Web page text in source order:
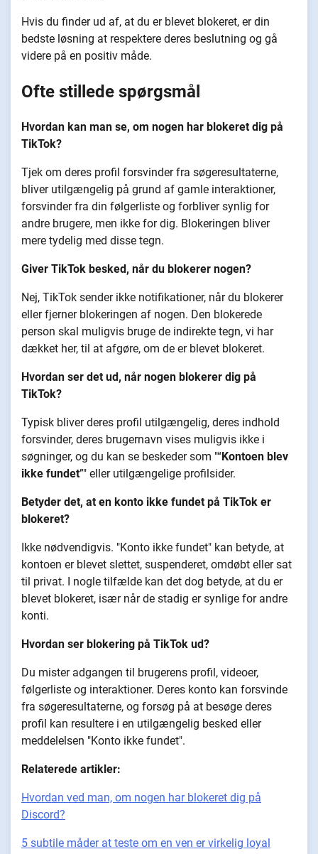
Hvis du finder ud af, at du er blevet blokeret, er din
bedste løsning at respektere deres beslutning og gå
videre på en positiv måde.
Ofte stillede spørgsmål
Hvordan kan man se, om nogen har blokeret dig på
TikTok?
Tjek om deres profil forsvinder fra søgeresultaterne,
bliver utilgængelig på grund af gamle interaktioner,
forsvinder fra din følgerliste og forbliver synlig for
andre brugere, men ikke for dig. Blokeringen bliver
mere tydelig med disse tegn.
Giver TikTok besked, når du blokerer nogen?
Nej, TikTok sender ikke notifikationer, når du blokerer
eller fjerner blokeringen af nogen. Den blokerede
person skal muligvis bruge de indirekte tegn, vi har
dækket her, til at afgøre, om de er blevet blokeret.
Hvordan ser det ud, når nogen blokerer dig på
TikTok?
Typisk bliver deres profil utilgængelig, deres indhold
forsvinder, deres brugernavn vises muligvis ikke i
søgninger, og du kan se beskeder som "“Kontoen blev
ikke fundet”" eller utilgængelige profilsider.
Betyder det, at en konto ikke fundet på TikTok er
blokeret?
Ikke nødvendigvis. "Konto ikke fundet" kan betyde, at
kontoen er blevet slettet, suspenderet, omdøbt eller sat
til privat. I nogle tilfælde kan det dog betyde, at du er
blevet blokeret, især når de stadig er synlige for andre
konti.
Hvordan ser blokering på TikTok ud?
Du mister adgangen til brugerens profil, videoer,
følgerliste og interaktioner. Deres konto kan forsvinde
fra søgeresultaterne, og forsøg på at besøge deres
profil kan resultere i en utilgængelig besked eller
meddelelsen "Konto ikke fundet".
Relaterede artikler:
Hvordan ved man, om nogen har blokeret dig på
Discord?
5 subtile måder at teste om en ven er virkelig loyal